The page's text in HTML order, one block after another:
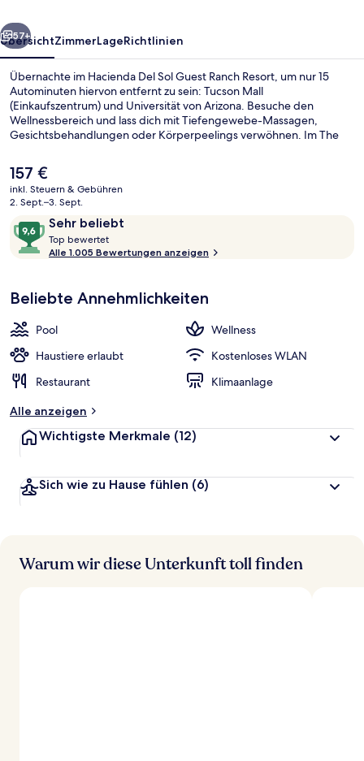
Weiter
57+
ÜbersichtZimmerLageRichtlinien
Übernachte im Hacienda Del Sol Guest Ranch Resort, um nur 15
Autominuten hiervon entfernt zu sein: Tucson Mall
(Einkaufszentrum) und Universität von Arizona. Besuche den
Wellnessbereich und lass dich mit Tiefengewebe-Massagen,
Gesichtsbehandlungen oder Körperpeelings verwöhnen. Im The
amerikanische Küche serviert. Als weitere Highlights bietet dieses
Resort im luxuriösen Stil 3 Außenpools, eine Poolbar und einen
Fitnessbereich. Anderen Reisenden gefallen der Pool und das
hilfsbereite Personal sehr gut.
Der
aktuelle
Preis
157 €.
157 €
inkl. Steuern & Gebühren
2. Sept.–3. Sept.
Bewertungen
Sehr beliebt
9,6
von
10,
beliebt
Top bewertet
o
b
r
Alle 1.005 Bewertungen anzeigen
Beliebte Annehmlichkeiten
Pool
Wellness
Haustiere erlaubt
Kostenloses WLAN
Restaurant
Klimaanlage
Alle anzeigen
Wichtigste Merkmale (12)
Sich wie zu Hause fühlen (6)
Warum wir diese Unterkunft toll finden